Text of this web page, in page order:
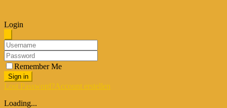
Login
Remember Me
Sign in
Lost Password?Account erstellen
Loading...